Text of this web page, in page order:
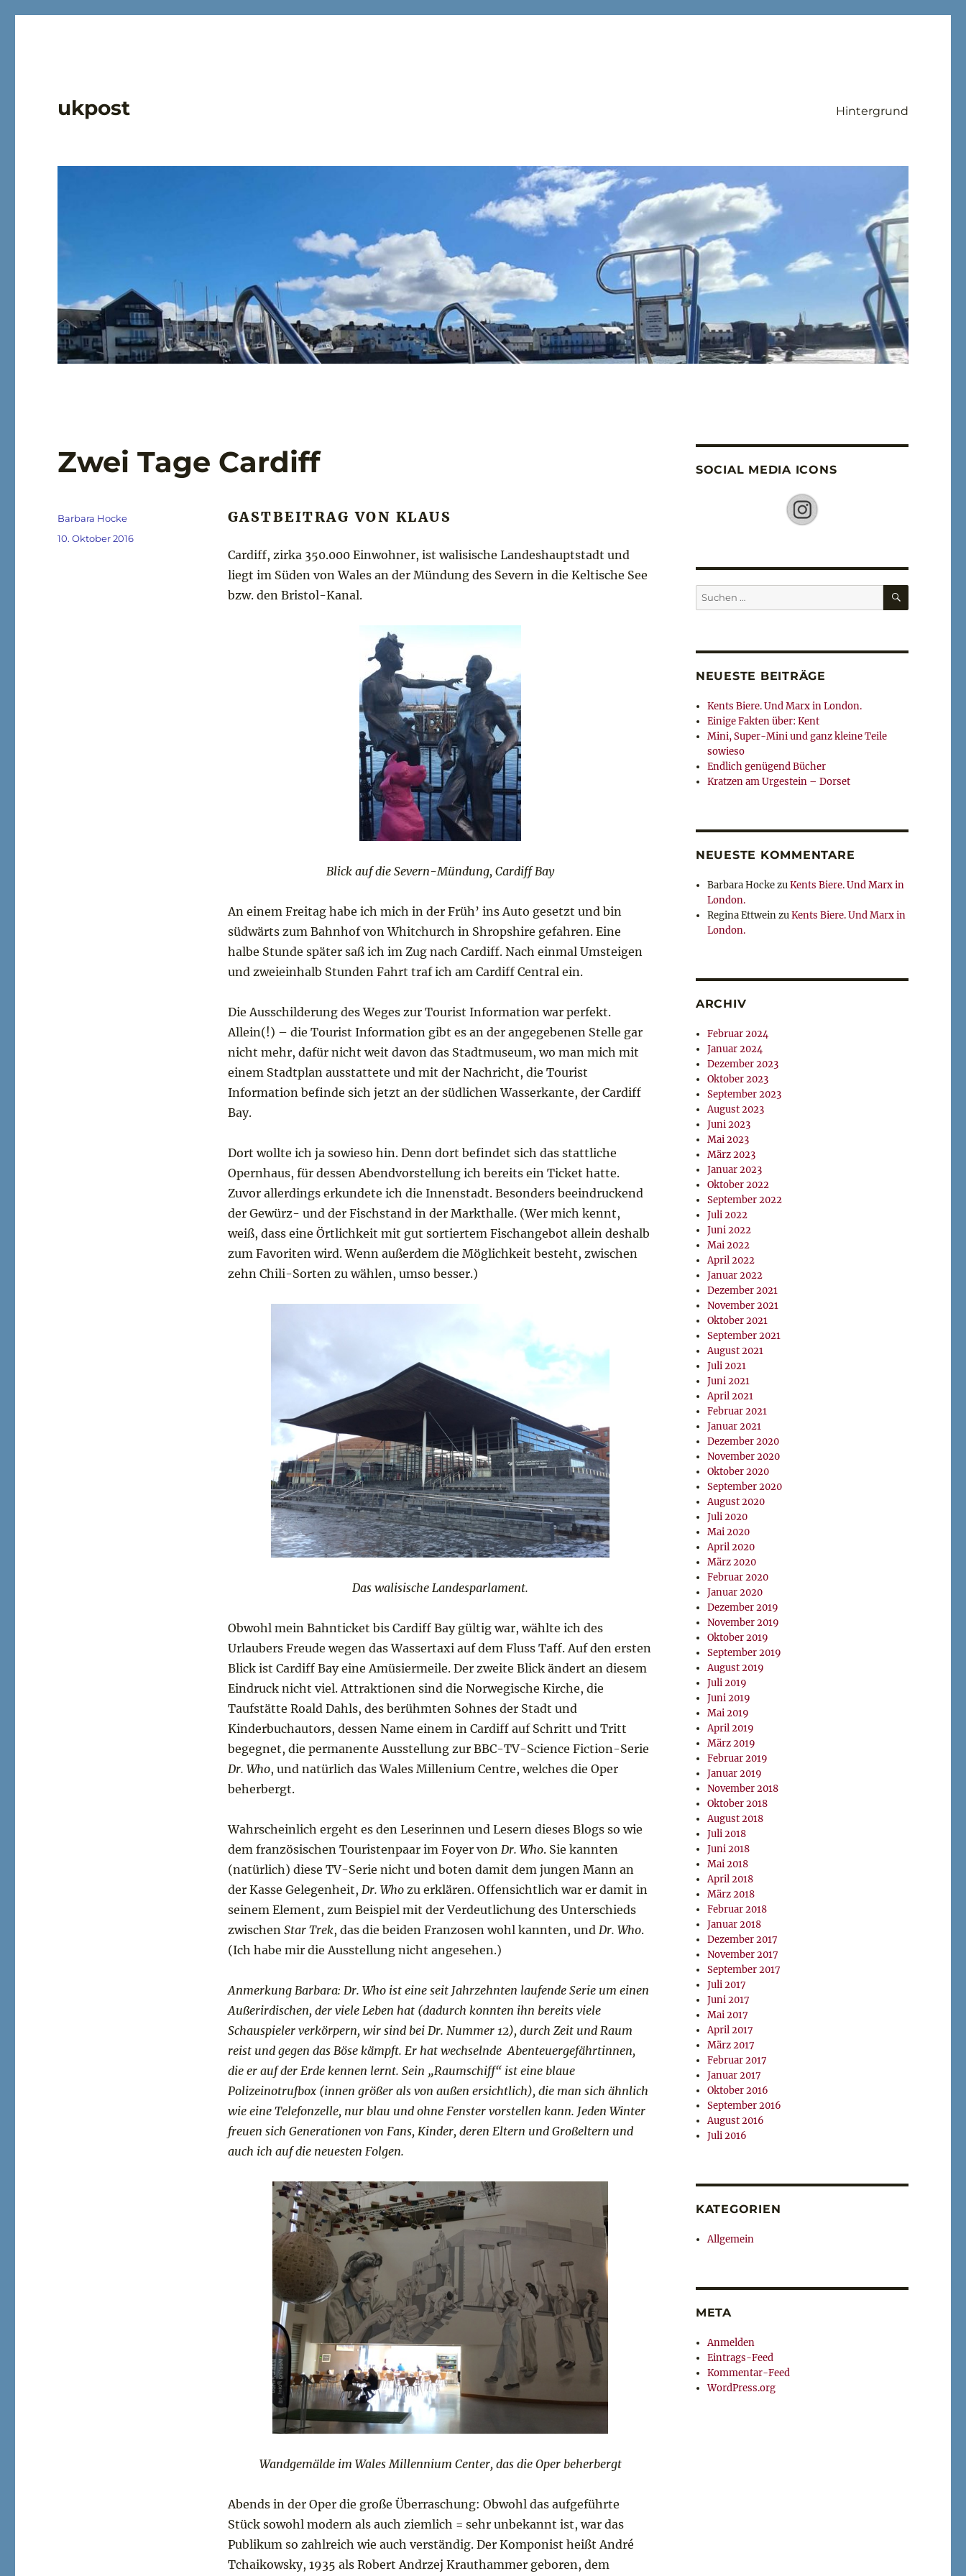
ukpost Hintergrund
Zwei Tage Cardiff
GASTBEITRAG VON KLAUS
Cardiff, zirka 350.000 Einwohner, ist walisische Landeshauptstadt und
liegt im Süden von Wales an der Mündung des Severn in die Keltische See
bzw. den Bristol-Kanal.
Blick auf die Severn-Mündung, Cardiff Bay
An einem Freitag habe ich mich in der Früh’ ins Auto gesetzt und bin
südwärts zum Bahnhof von Whitchurch in Shropshire gefahren. Eine
halbe Stunde später saß ich im Zug nach Cardiff. Nach einmal Umsteigen
und zweieinhalb Stunden Fahrt traf ich am Cardiff Central ein.
Die Ausschilderung des Weges zur Tourist Information war perfekt.
Allein(!) – die Tourist Information gibt es an der angegebenen Stelle gar
nicht mehr, dafür nicht weit davon das Stadtmuseum, wo man mich mit
einem Stadtplan ausstattete und mit der Nachricht, die Tourist
Information befinde sich jetzt an der südlichen Wasserkante, der Cardiff
Bay.
Dort wollte ich ja sowieso hin. Denn dort befindet sich das stattliche
Opernhaus, für dessen Abendvorstellung ich bereits ein Ticket hatte.
Zuvor allerdings erkundete ich die Innenstadt. Besonders beeindruckend
der Gewürz- und der Fischstand in der Markthalle. (Wer mich kennt,
weiß, dass eine Örtlichkeit mit gut sortiertem Fischangebot allein deshalb
zum Favoriten wird. Wenn außerdem die Möglichkeit besteht, zwischen
zehn Chili-Sorten zu wählen, umso besser.)
Das walisische Landesparlament.
Obwohl mein Bahnticket bis Cardiff Bay gültig war, wählte ich des
Urlaubers Freude wegen das Wassertaxi auf dem Fluss Taff. Auf den ersten
Blick ist Cardiff Bay eine Amüsiermeile. Der zweite Blick ändert an diesem
Eindruck nicht viel. Attraktionen sind die Norwegische Kirche, die
Taufstätte Roald Dahls, des berühmten Sohnes der Stadt und
Kinderbuchautors, dessen Name einem in Cardiff auf Schritt und Tritt
begegnet, die permanente Ausstellung zur BBC-TV-Science Fiction-Serie
Dr. Who, und natürlich das Wales Millenium Centre, welches die Oper
beherbergt.
Wahrscheinlich ergeht es den Leserinnen und Lesern dieses Blogs so wie
dem französischen Touristenpaar im Foyer von Dr. Who. Sie kannten
(natürlich) diese TV-Serie nicht und boten damit dem jungen Mann an
der Kasse Gelegenheit, Dr. Whozu erklären. Offensichtlich war er damit in
seinem Element, zum Beispiel mit der Verdeutlichung des Unterschieds
zwischen Star Trek, das die beiden Franzosen wohl kannten, und Dr. Who.
(Ich habe mir die Ausstellung nicht angesehen.)
Anmerkung Barbara: Dr. Who ist eine seit Jahrzehnten laufende Serie um einen
Außerirdischen, der viele Leben hat (dadurch konnten ihn bereits viele
Schauspieler verkörpern, wir sind bei Dr. Nummer 12), durch Zeit und Raum
reist und gegen das Böse kämpft. Er hat wechselnde Abenteuergefährtinnen,
die er auf der Erde kennen lernt. Sein „Raumschiff“ ist eine blaue
Polizeinotrufbox (innen größer als von außen ersichtlich), die man sich ähnlich
wie eine Telefonzelle, nur blau und ohne Fenster vorstellen kann. Jeden Winter
freuen sich Generationen von Fans, Kinder, deren Eltern und Großeltern und
auch ich auf die neuesten Folgen.
Wandgemälde im Wales Millennium Center, das die Oper beherbergt
Abends in der Oper die große Überraschung: Obwohl das aufgeführte
Stück sowohl modern als auch ziemlich = sehr unbekannt ist, war das
Publikum so zahlreich wie auch verständig. Der Komponist heißt André
Tchaikowsky, 1935 als Robert Andrzej Krauthammer geboren, dem
Autor
Barbara Hocke
Veröffentlicht
10. Oktober 2016
SOCIAL MEDIA ICONS
Suche
nach:
SUCHEN
NEUESTE BEITRÄGE
Kents Biere. Und Marx in London.
Einige Fakten über: Kent
Mini, Super-Mini und ganz kleine Teile
sowieso
Endlich genügend Bücher
Kratzen am Urgestein – Dorset
NEUESTE KOMMENTARE
Barbara HockezuKents Biere. Und Marx in
London.
Regina EttweinzuKents Biere. Und Marx in
London.
ARCHIV
Februar 2024
Januar 2024
Dezember 2023
Oktober 2023
September 2023
August 2023
Juni 2023
Mai 2023
März 2023
Januar 2023
Oktober 2022
September 2022
Juli 2022
Juni 2022
Mai 2022
April 2022
Januar 2022
Dezember 2021
November 2021
Oktober 2021
September 2021
August 2021
Juli 2021
Juni 2021
April 2021
Februar 2021
Januar 2021
Dezember 2020
November 2020
Oktober 2020
September 2020
August 2020
Juli 2020
Mai 2020
April 2020
März 2020
Februar 2020
Januar 2020
Dezember 2019
November 2019
Oktober 2019
September 2019
August 2019
Juli 2019
Juni 2019
Mai 2019
April 2019
März 2019
Februar 2019
Januar 2019
November 2018
Oktober 2018
August 2018
Juli 2018
Juni 2018
Mai 2018
April 2018
März 2018
Februar 2018
Januar 2018
Dezember 2017
November 2017
September 2017
Juli 2017
Juni 2017
Mai 2017
April 2017
März 2017
Februar 2017
Januar 2017
Oktober 2016
September 2016
August 2016
Juli 2016
KATEGORIEN
Allgemein
META
Anmelden
Eintrags-Feed
Kommentar-Feed
WordPress.org